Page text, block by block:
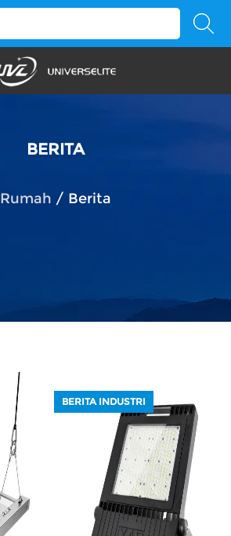
BERITA
Rumah / Berita
BERITA INDUSTRI